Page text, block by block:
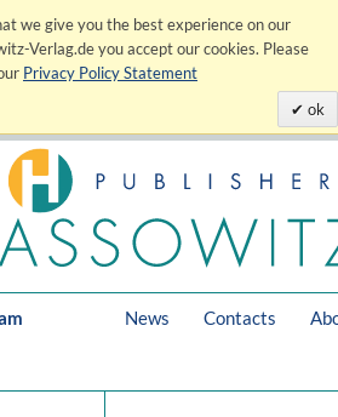
we give you the best experience on our
Verlag.de you accept our cookies. Please
Privacy Policy Statement
ok
News Contacts